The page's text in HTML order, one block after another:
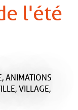
l'été
ANIMATIONS
VILLAGE,